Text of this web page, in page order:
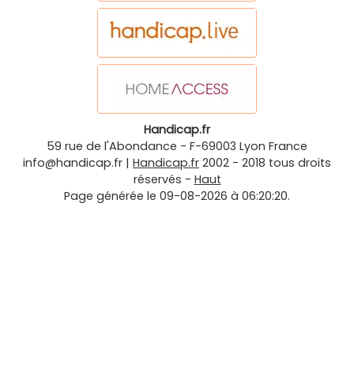
Handicap.fr
59 rue de l'Abondance - F-69003 Lyon France
info@handicap.fr | Handicap.fr 2002 - 2018 tous droits
réservés - Haut
Page générée le 09-08-2026 à 06:20:20.